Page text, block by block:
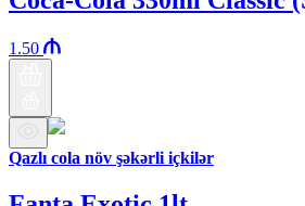
1.50
Qazlı cola növ şəkərli içkilər